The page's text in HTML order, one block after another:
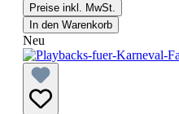
Preise inkl. MwSt.
In den Warenkorb
Neu